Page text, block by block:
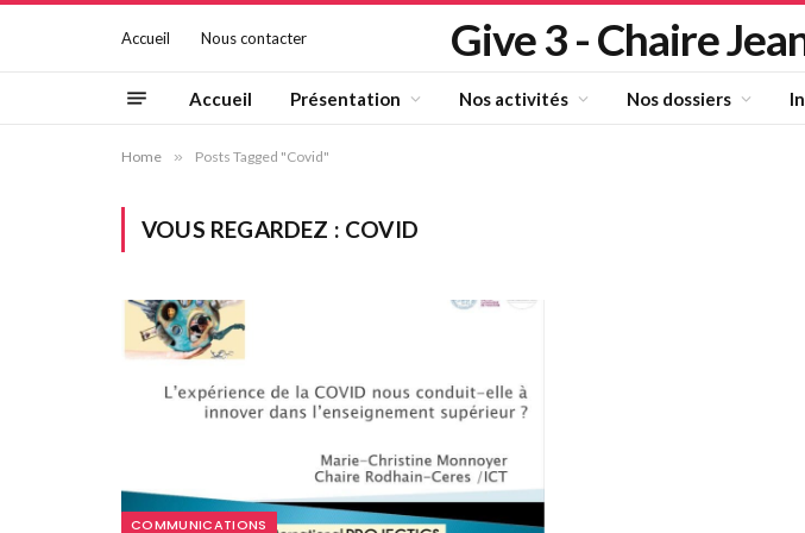
Accueil Nous contacter Give 3 - Chaire
Accueil Présentation Nos activités Nos dossiers
Home » Posts Tagged "Covid"
VOUS REGARDEZ : COVID
COMMUNICATIONS